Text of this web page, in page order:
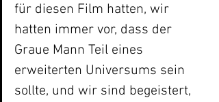
für diesen Film hatten, wir
hatten immer vor, dass der
Graue Mann Teil eines
erweiterten Universums sein
sollte, und wir sind begeistert,